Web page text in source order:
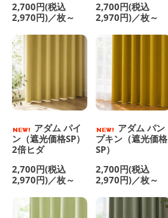
2,700円(税込
2,970円)／枚～
2,700円(税込
2,970円)／枚～
アダム パイ
ン（遮光価格SP）
2倍ヒダ
2,700円(税込
2,970円)／枚～
アダム パン
プキン（遮光価格
SP）
2,700円(税込
2,970円)／枚～